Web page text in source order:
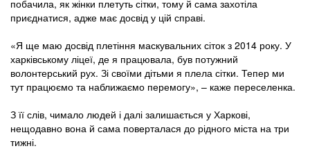
побачила, як жінки плетуть сітки, тому й сама захотіла
приєднатися, адже має досвід у цій справі.
«Я ще маю досвід плетіння маскувальних сіток з 2014 року. У
харківському ліцеї, де я працювала, був потужний
волонтерський рух. Зі своїми дітьми я плела сітки. Тепер ми
тут працюємо та наближаємо перемогу», – каже переселенка.
З її слів, чимало людей і далі залишається у Харкові,
нещодавно вона й сама поверталася до рідного міста на три
тижні.